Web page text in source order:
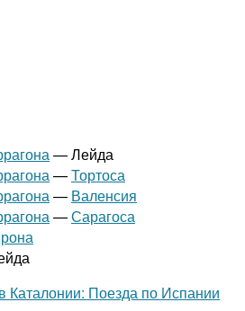
— Лейда
—Тортоса
— Валенсия
—Сарагоса